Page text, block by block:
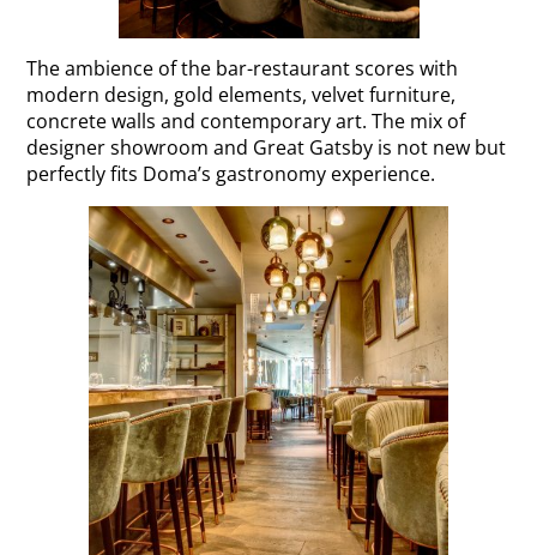
The ambience of the bar-restaurant scores with
modern design, gold elements, velvet furniture,
concrete walls and contemporary art. The mix of
designer showroom and Great Gatsby is not new but
perfectly fits Doma’s gastronomy experience.